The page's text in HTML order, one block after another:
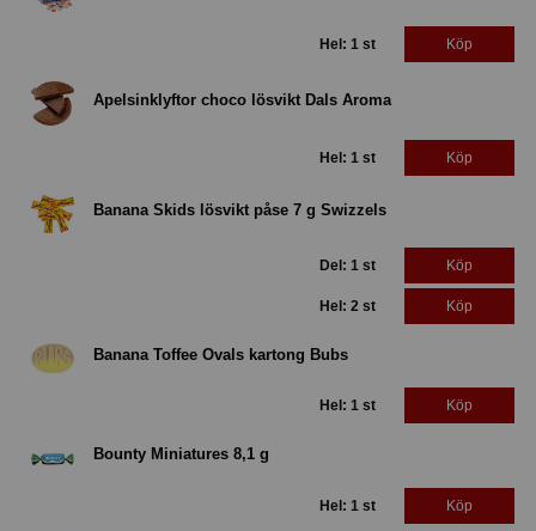
Hel: 1 st Köp
Apelsinklyftor choco lösvikt Dals Aroma
Hel: 1 st Köp
Banana Skids lösvikt påse 7 g Swizzels
Del: 1 st Köp
Hel: 2 st Köp
Banana Toffee Ovals kartong Bubs
Hel: 1 st Köp
Bounty Miniatures 8,1 g
Hel: 1 st Köp